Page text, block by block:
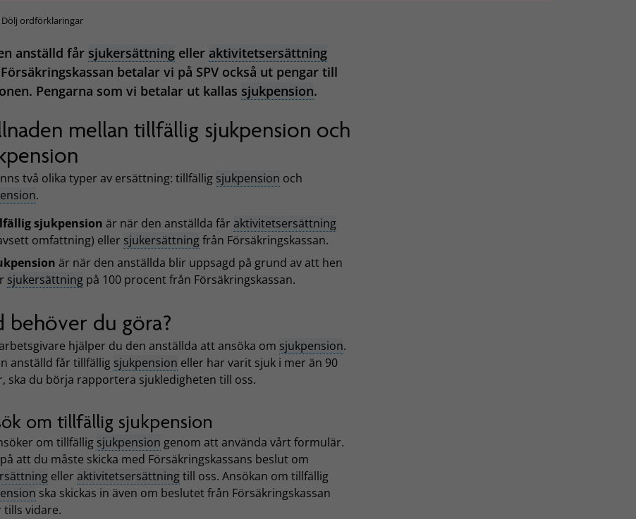
Dölj ordförklaringar
anställd får sjukersättning eller aktivitetsersättning
betalar vi på SPV också ut pengar till
Pengarna som vi betalar ut kallas sjukpension.
mellan tillfällig sjukpension och
två olika typer av ersättning: tillfällig sjukpension och
.
sjukpension är när den anställda får aktivitetsersättning
omfattning) eller sjukersättningfrån Försäkringskassan.
är när den anställda blir uppsagd på grund av att hen
sjukersättning på 100 procent från Försäkringskassan.
behöver du göra?
hjälper du den anställda att ansöka om sjukpension.
anställd får tillfällig sjukpension eller har varit sjuk i mer än 90
ska du börja rapportera sjukledigheten till oss.
om tillfällig sjukpension
om tillfällig sjukpension genom att använda vårt formulär.
att du måste skicka med Försäkringskassans beslut om
eller aktivitetsersättningtill oss. Ansökan om tillfällig
ska skickas in även om beslutet från Försäkringskassan
tills vidare.